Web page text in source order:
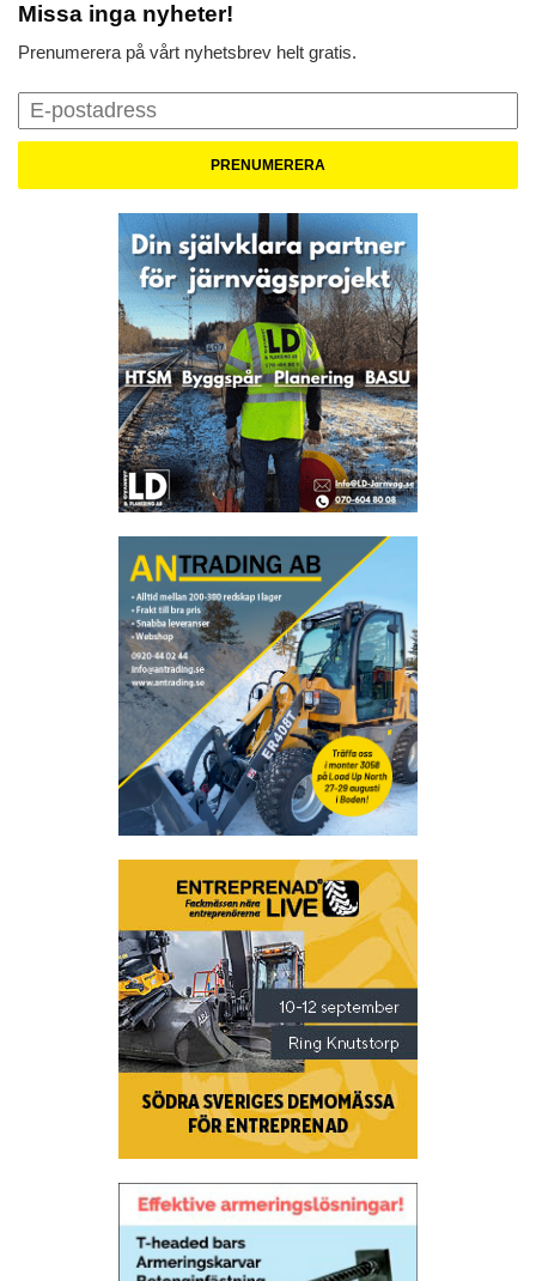
Missa inga nyheter!
Prenumerera på vårt nyhetsbrev helt gratis.